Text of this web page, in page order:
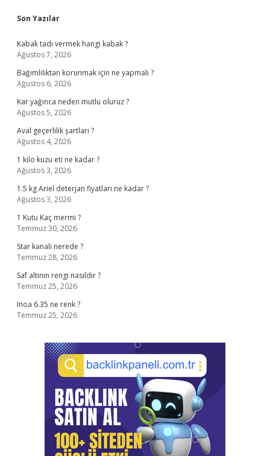
Sidebar
Son Yazılar
Kabak tadı vermek hangi kabak ?
Ağustos 7, 2026
Bağımlılıktan korunmak için ne yapmalı ?
Ağustos 6, 2026
Kar yağınca neden mutlu oluruz ?
Ağustos 5, 2026
Aval geçerlilik şartları ?
Ağustos 4, 2026
1 kilo kuzu eti ne kadar ?
Ağustos 3, 2026
1.5 kg Ariel deterjan fiyatları ne kadar ?
Ağustos 3, 2026
1 Kutu Kaç mermi ?
Temmuz 30, 2026
Star kanalı nerede ?
Temmuz 28, 2026
Saf altının rengi nasıldır ?
Temmuz 25, 2026
Inoa 6.35 ne renk ?
Temmuz 25, 2026